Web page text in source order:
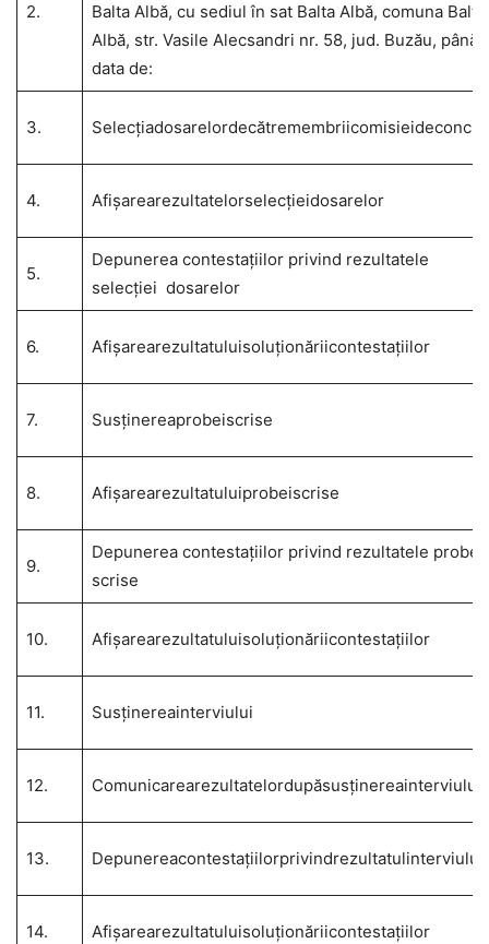
2.
Balta Albă, cu sediul în sat Balta Albă, comuna Balta
Albă, str. Vasile Alecsandri nr. 58, jud. Buzău, până
data de:
3.
4. Afişarearezultatelorselecţieidosarelor
5.
Depunerea contestaţiilor privind rezultatele
selecţiei dosarelor
6. Afişarearezultatuluisoluţionăriicontestaţiilor
7. Susţinereaprobeiscrise
8. Afişarearezultatuluiprobeiscrise
9.
Depunerea contestaţiilor privind rezultatele probei
scrise
10. Afişarearezultatuluisoluţionăriicontestaţiilor
11. Susţinereainterviului
12. Comunicarearezultatelordupăsusţinereainterviului
13. Depunereacontestaţiilorprivindrezultatulinterviului
14. Afişarearezultatuluisoluţionăriicontestaţiilor